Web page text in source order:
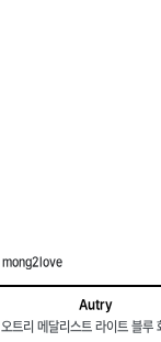
mong2love
Autry
오트리 메달리스트 라이트 블루